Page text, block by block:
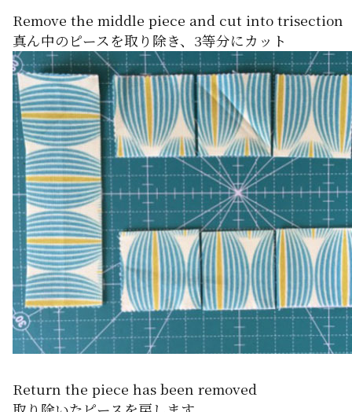
Remove the middle piece and cut into trisection
真ん中のピースを取り除き、3等分にカット
Return the piece has been removed